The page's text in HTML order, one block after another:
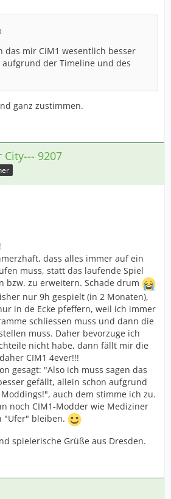
das mir CiM1 wesentlich besser
der Timeline und des
ganz zustimmen.
City--- 9207
dass alles immer auf ein
muss, statt das laufende Spiel
bzw. zu erweitern. Schade drum
nur 9h gespielt (in 2 Monaten),
in de Ecke pfeffern, weil ich immer
schliessen muss und dann die
muss. Daher bevorzuge ich
nicht habe, dann fällt mir die
CIM1 4ever!!!
gesagt: "Also ich muss sagen das
gefällt, allein schon aufgrund
auch dem stimme ich zu.
noch CIM1-Modder wie Mediziner
"Ufer" bleiben.
spielerische Grüße aus Dresden.